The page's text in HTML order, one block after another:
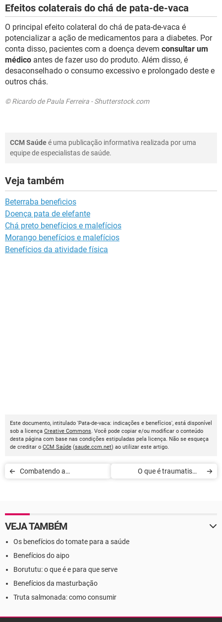
Efeitos colaterais do chá de pata-de-vaca
O principal efeito colateral do chá de pata-de-vaca é
potencializar a ação de medicamentos para a diabetes. Por
conta disso, pacientes com a doença devem consultar um
médico antes de fazer uso do produto. Além disso, é
desaconselhado o consumo excessivo e prolongado deste e
outros chás.
© Ricardo de Paula Ferreira - Shutterstock.com
CCM Saúdeé uma publicação informativa realizada por uma
equipe de especialistas de saúde.
Veja também
Beterraba beneficios
Doença pata de elefante
Chá preto benefícios e malefícios
Morango benefícios e malefícios
Benefícios da atividade física
Este documento, intitulado 'Pata-de-vaca: indicações e benefícios', está disponível
sob a licença Creative Commons. Você pode copiar e/ou modificar o conteúdo
desta página com base nas condições estipuladas pela licença. Não se esqueça
de creditar o CCM Saúde (saude.ccm.net) ao utilizar este artigo.
Combatendo a
O que é traumatismo
VEJA TAMBÉM
Os benefícios do tomate para a saúde
Benefícios do aipo
Borututu: o que é e para que serve
Benefícios da masturbação
Truta salmonada: como consumir